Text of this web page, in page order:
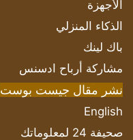
الأجهزة
الذكاء المنزلي
باك لينك
مشاركة أرباح ادسنس
نشر مقال جيست بوست
English
صحيفة 24 لمعلوماتك